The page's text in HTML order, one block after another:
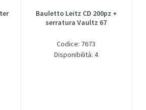
Bauletto Leitz CD 200pz +
serratura Vaultz 67
Codice: 7673
Disponibilità: 4